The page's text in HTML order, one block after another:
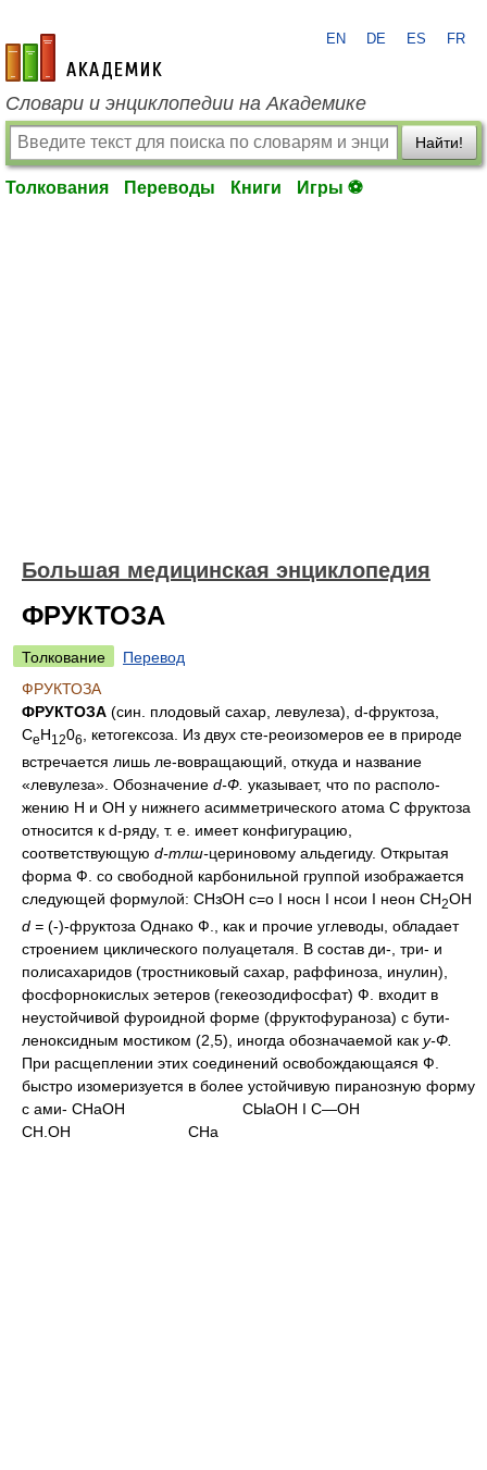
academic.ru
EN DE ES FR
Словари и энциклопедии на Академике
Найти!
Толкования Переводы Книги Игры ⚽
Большая медицинская энциклопедия
ФРУКТОЗА
Толкование
Перевод
ФРУКТОЗА
ФРУКТОЗА (син. плодовый сахар, левулеза), d-фруктоза,
СеН1206
, кетогексоза. Из двух сте-реоизомеров ее в природе
встречается лишь ле-вовращающий, откуда и название
«левулеза». Обозначение d-Ф. указывает, что по располо-
жению Н и ОН у нижнего асимметрического атома С фруктоза
относится к d-ряду, т. е. имеет конфигурацию,
соответствующую d-тлш-цериновому альдегиду. Открытая
форма Ф. со свободной карбонильной группой изображается
следующей формулой: СНзОН с=о I носн I нсои I неон СН2ОН
d = (-)-фруктоза Однако Ф., как и прочие углеводы, обладает
строением циклического полуацеталя. В состав ди-, три- и
полисахаридов (тростниковый сахар, раффиноза, инулин),
фосфорнокислых эетеров (гекеозодифосфат) Ф. входит в
неустойчивой фуроидной форме (фруктофураноза) с бути-
леноксидным мостиком (2,5), иногда обозначаемой как у-Ф.
При расщеплении этих соединений освобождающаяся Ф.
быстро изомеризуется в более устойчивую пиранозную форму
с ами- СНаОН
СЫаОН I С—ОН
СН.ОН
СНа